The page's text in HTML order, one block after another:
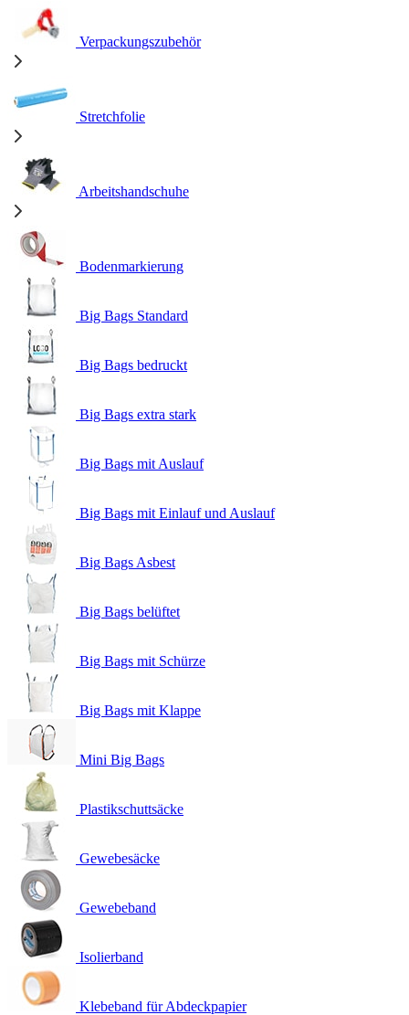
Verpackungszubehör
Stretchfolie
Arbeitshandschuhe
Bodenmarkierung
Big Bags Standard
Big Bags bedruckt
Big Bags extra stark
Big Bags mit Auslauf
Big Bags mit Einlauf und Auslauf
Big Bags Asbest
Big Bags belüftet
Big Bags mit Schürze
Big Bags mit Klappe
Mini Big Bags
Plastikschuttsäcke
Gewebesäcke
Gewebeband
Isolierband
Klebeband für Abdeckpapier